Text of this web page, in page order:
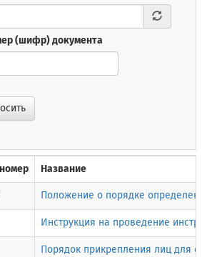
(шифр) документа
Название
Положение о порядке
Инструкция на проведение
Порядок прикрепления лиц для